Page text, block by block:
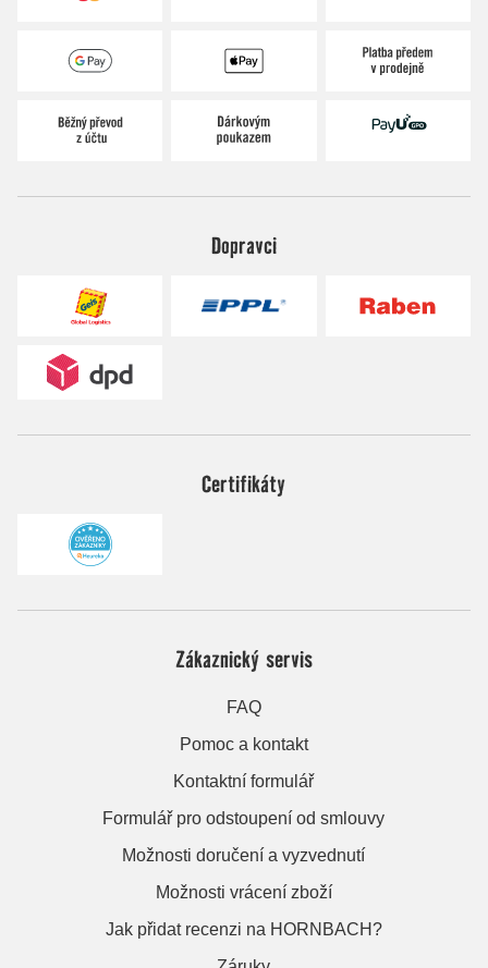
Dopravci
Certifikáty
Zákaznický servis
FAQ
Pomoc a kontakt
Kontaktní formulář
Formulář pro odstoupení od smlouvy
Možnosti doručení a vyzvednutí
Možnosti vrácení zboží
Jak přidat recenzi na HORNBACH?